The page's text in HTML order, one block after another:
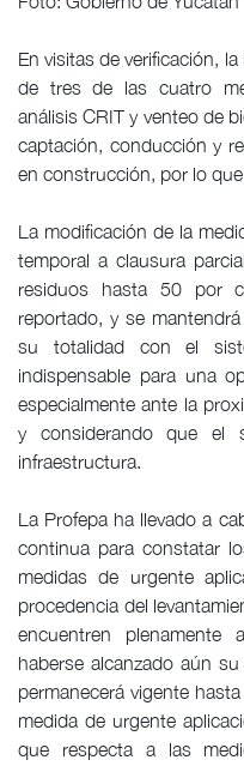
En visitas de verificación,
de tres de las cuatro
análisis CRIT y venteo de
captación, conducción y
en construcción, por lo
La modificación de la
temporal a clausura
residuos hasta 50 por
reportado, y se
su totalidad con el
indispensable para una
especialmente ante la
y considerando que el
infraestructura.
La Profepa ha llevado a
continua para constatar
medidas de urgente
procedencia del
encuentren
haberse alcanzado aún
permanecerá vigente
medida de urgente
que respecta a las